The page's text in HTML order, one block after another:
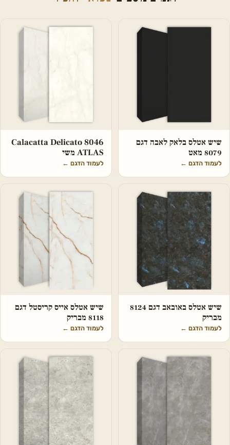
שיש אטלס בלאק לאבה דגם
8079 מאט
לעמוד הדגם ←
Calacatta Delicato 8046
ATLAS משי
לעמוד הדגם ←
שיש אטלס באובאב דגם 8124
מבריק
לעמוד הדגם ←
שיש אטלס אייס קריסטל דגם
8118 מבריק
לעמוד הדגם ←